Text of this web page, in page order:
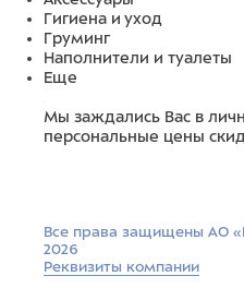
Гигиена и уход
Груминг
Наполнители и туалеты
Еще
Мы заждались Вас в
персональные цены
Все права защищены АО
2026
Реквизиты компании